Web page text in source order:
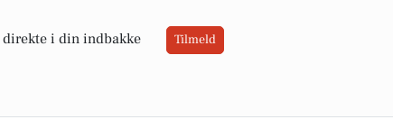
direkte i din indbakke Tilmeld